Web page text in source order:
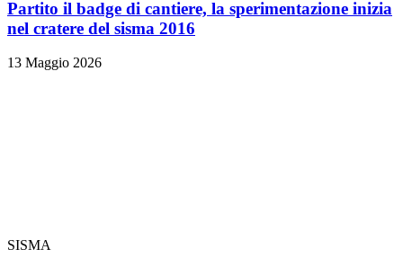
Partito il badge di cantiere, la sperimentazione inizia
nel cratere del sisma 2016
13 Maggio 2026
SISMA